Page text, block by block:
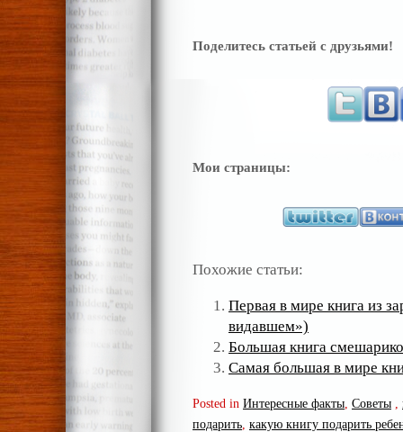
Поделитесь статьей с друзьями!
Мои страницы:
Похожие статьи:
Первая в мире книга из
видавшем»)
Большая книга
Самая большая в мире
Posted in Интересные факты Советы
подарить какую книгу подарить